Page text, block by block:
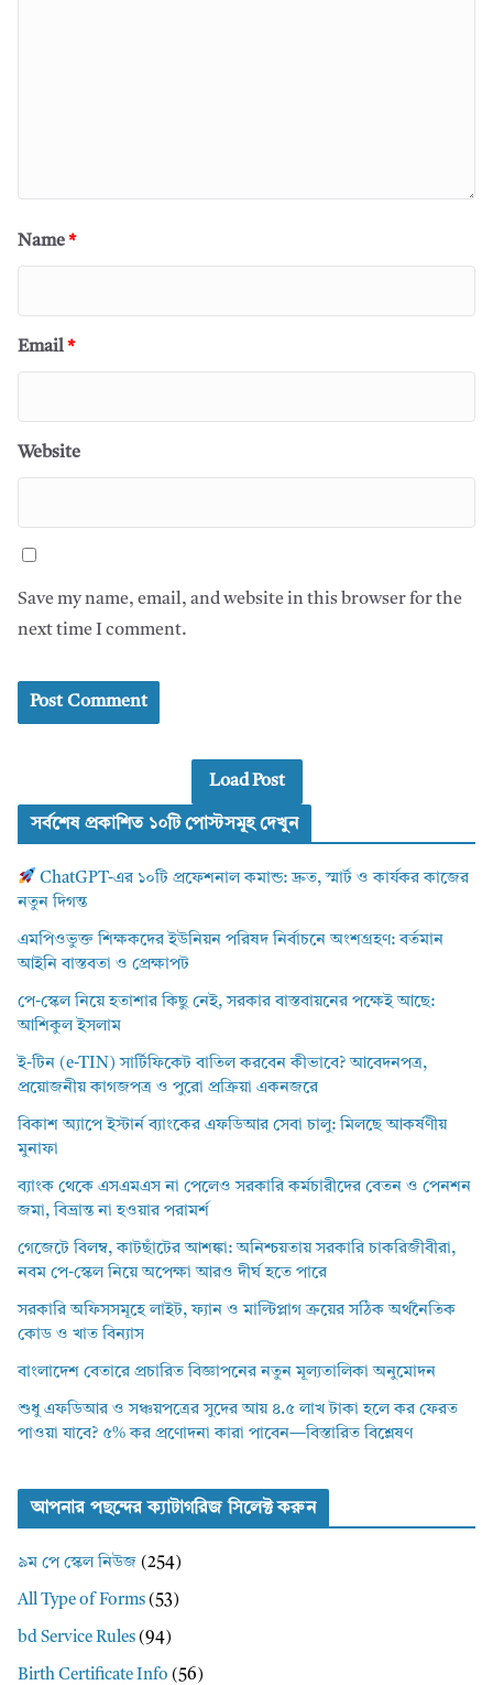
Name*
Email*
Website
Save my name, email, and website in this browser for the
next time I comment.
Load Post
সর্বশেষ প্রকাশিত ১০টি পোস্টসমূহ দেখুন
ChatGPT-এর ১০টি প্রফেশনাল কমান্ড: দ্রুত, স্মার্ট ও কার্যকর কাজের
নতুন দিগন্ত
এমপিওভুক্ত শিক্ষকদের ইউনিয়ন পরিষদ নির্বাচনে অংশগ্রহণ: বর্তমান
আইনি বাস্তবতা ও প্রেক্ষাপট
পে-স্কেল নিয়ে হতাশার কিছু নেই, সরকার বাস্তবায়নের পক্ষেই আছে:
আশিকুল ইসলাম
ই-টিন (e-TIN) সার্টিফিকেট বাতিল করবেন কীভাবে? আবেদনপত্র,
প্রয়োজনীয় কাগজপত্র ও পুরো প্রক্রিয়া একনজরে
বিকাশ অ্যাপে ইস্টার্ন ব্যাংকের এফডিআর সেবা চালু: মিলছে আকর্ষণীয়
মুনাফা
ব্যাংক থেকে এসএমএস না পেলেও সরকারি কর্মচারীদের বেতন ও পেনশন
জমা, বিভ্রান্ত না হওয়ার পরামর্শ
গেজেটে বিলম্ব, কাটছাঁটের আশঙ্কা: অনিশ্চয়তায় সরকারি চাকরিজীবীরা,
নবম পে-স্কেল নিয়ে অপেক্ষা আরও দীর্ঘ হতে পারে
সরকারি অফিসসমূহে লাইট, ফ্যান ও মাল্টিপ্লাগ ক্রয়ের সঠিক অর্থনৈতিক
কোড ও খাত বিন্যাস
বাংলাদেশ বেতারে প্রচারিত বিজ্ঞাপনের নতুন মূল্যতালিকা অনুমোদন
শুধু এফডিআর ও সঞ্চয়পত্রের সুদের আয় ৪.৫ লাখ টাকা হলে কর ফেরত
পাওয়া যাবে? ৫% কর প্রণোদনা কারা পাবেন—বিস্তারিত বিশ্লেষণ
আপনার পছন্দের ক্যাটাগরিজ সিলেক্ট করুন
৯ম পে স্কেল নিউজ (254)
All Type of Forms (53)
bd Service Rules (94)
Birth Certificate Info (56)